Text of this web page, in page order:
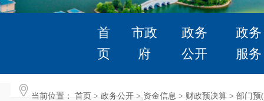
首
页
市政
府
政务
公开
政务
服务
当前位置： 首页 > 政务公开> 资金信息 > 财政预决算> 部门预